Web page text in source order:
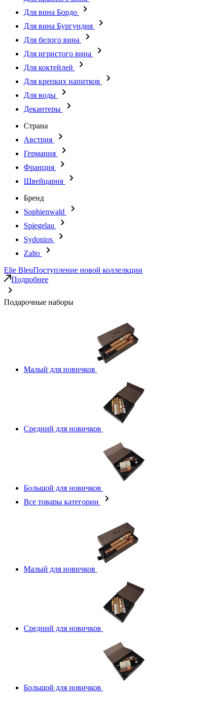
Для вина Бордо
Для вина Бургундия
Для белого вина
Для игристого вина
Для коктейлей
Для крепких напитков
Для воды
Декантеры
Страна
Австрия
Германия
Франция
Швейцария
Бренд
Sophienwald
Spiegelau
Sydonios
Zalto
Elie BleuПоступление новой коллелкции
Подробнее
Подарочные наборы
Малый для новичков
Средний для новичков
Большой для новичков
Все товары категории
Малый для новичков
Средний для новичков
Большой для новичков